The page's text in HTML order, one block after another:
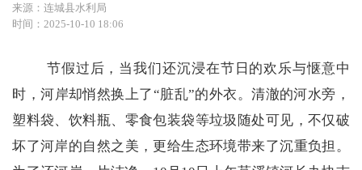
来源：连城县水利局
时间：2025-10-10 18:06
节假过后，当我们还沉浸在节日的欢乐与惬意中
时，河岸却悄然换上了“脏乱”的外衣。清澈的河水旁，
塑料袋、饮料瓶、零食包装袋等垃圾随处可见，不仅破
坏了河岸的自然之美，更给生态环境带来了沉重负担。